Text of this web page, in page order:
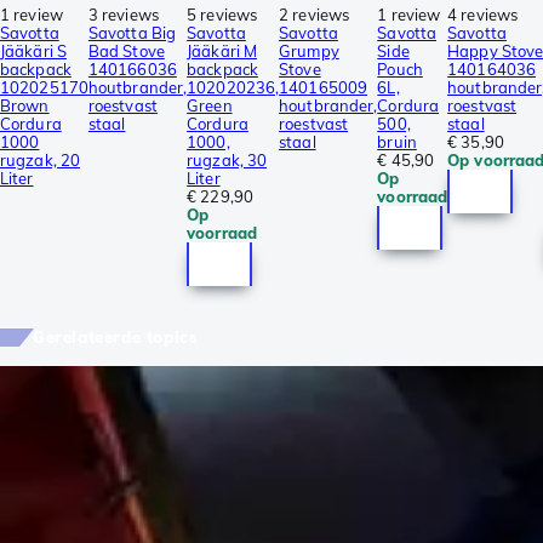
1 review
Savotta
Jääkäri S
backpack
102025170
Brown
Cordura
1000
rugzak, 20
Liter
3 reviews
Savotta Big
Bad Stove
140166036
houtbrander,
roestvast
staal
5 reviews
Savotta
Jääkäri M
backpack
102020236,
Green
Cordura
1000,
rugzak, 30
Liter
€ 229,90
Op
voorraad
2 reviews
Savotta
Grumpy
Stove
140165009
houtbrander,
roestvast
staal
1 review
Savotta
Side
Pouch
6L,
Cordura
500,
bruin
€ 45,90
Op
voorraad
4 reviews
Savotta
Happy Stove
140164036
roestvast
staal
€ 35,90
Op